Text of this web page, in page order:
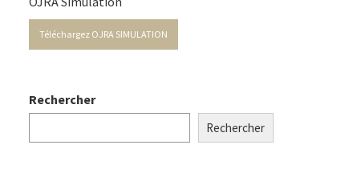
Téléchargez OJRA SIMULATION
Rechercher
Rechercher